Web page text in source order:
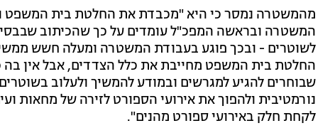
מהמשטרה נמסר כי היא "מכבדת את החלטת בית המשפט
המשטרה ובראשה המפכ"ל עומדים על כך שהכיתוב
לשוטרים - ובכך פוגע בעבודת המשטרה ומעלה חשש
החלטת בית המשפט מחייבת את כלל הצדדים, אבל אין בה
שבוחרים להגיע למגרשים ובמודע להמשיך ולעלוב
נורמטיבית ולהפוך את אירועי הספורט לזירה של מחאות
לקחת חלק באירועי ספורט מהנים".